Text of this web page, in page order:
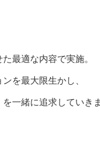
最適な内容で実施。
を最大限生かし、
一緒に追求していきま